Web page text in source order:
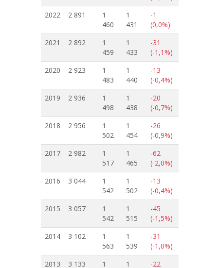
2022
2 891
1
460
1
431
-1
(0,0%)
2021
2 892
1
459
1
433
-31
(-1,1%)
2020
2 923
1
483
1
440
-13
(-0,4%)
2019
2 936
1
498
1
438
-20
(-0,7%)
2018
2 956
1
502
1
454
-26
(-0,9%)
2017
2 982
1
517
1
465
-62
(-2,0%)
2016
3 044
1
542
1
502
-13
(-0,4%)
2015
3 057
1
542
1
515
-45
(-1,5%)
2014
3 102
1
563
1
539
-31
(-1,0%)
2013
3 133 1 1 -22